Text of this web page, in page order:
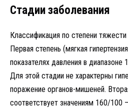
Стадии заболевания
Классификация по степени
Первая степень (мягкая
показателях давления в
Для этой стадии не характерны
поражение органов-мишеней.
соответствует значениям 160/100